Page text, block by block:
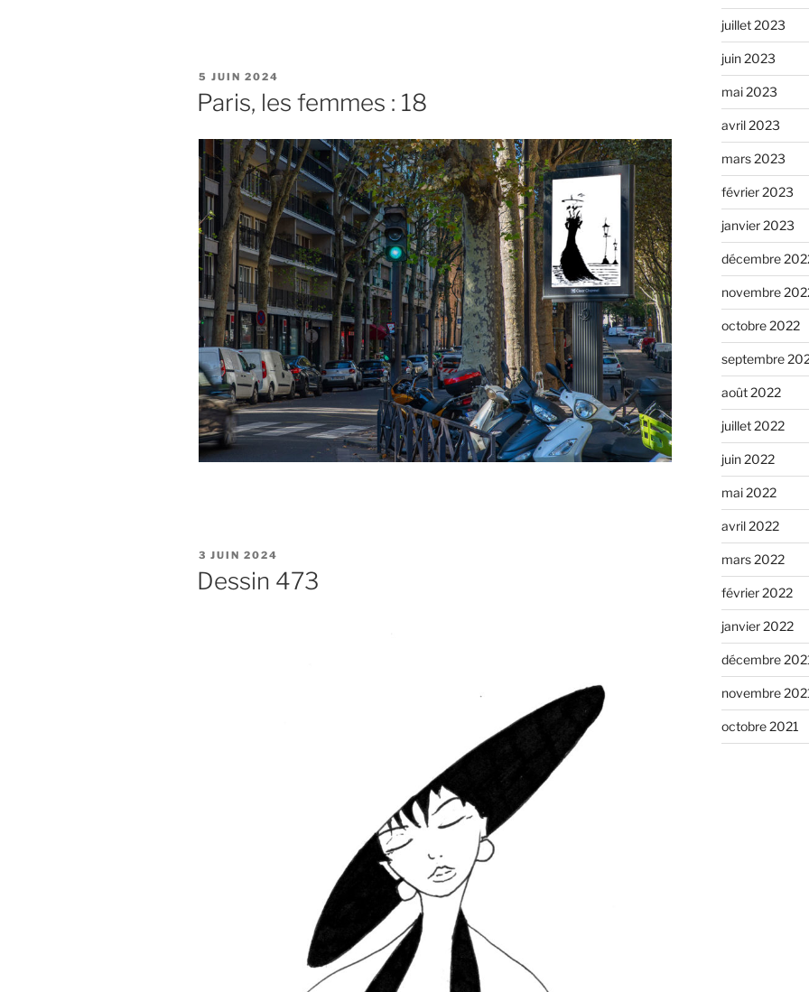
PUBLIÉ
5 JUIN 2024
Paris, les femmes : 18
PUBLIÉ
LE
3 JUIN 2024
Dessin 473
juillet 2023
juin 2023
mai 2023
avril 2023
mars 2023
février 2023
janvier 2023
décembre
novembre
octobre 2022
septembre
août 2022
juillet 2022
juin 2022
mai 2022
avril 2022
mars 2022
février 2022
janvier 2022
décembre
novembre
octobre 2021